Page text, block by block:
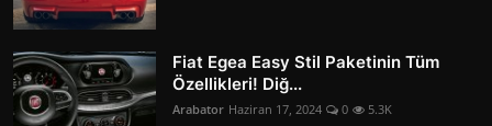
Fiat Egea Easy Stil Paketinin Tüm
Özellikleri! Diğ...
Arabator Haziran 17, 2024 0 5.3K